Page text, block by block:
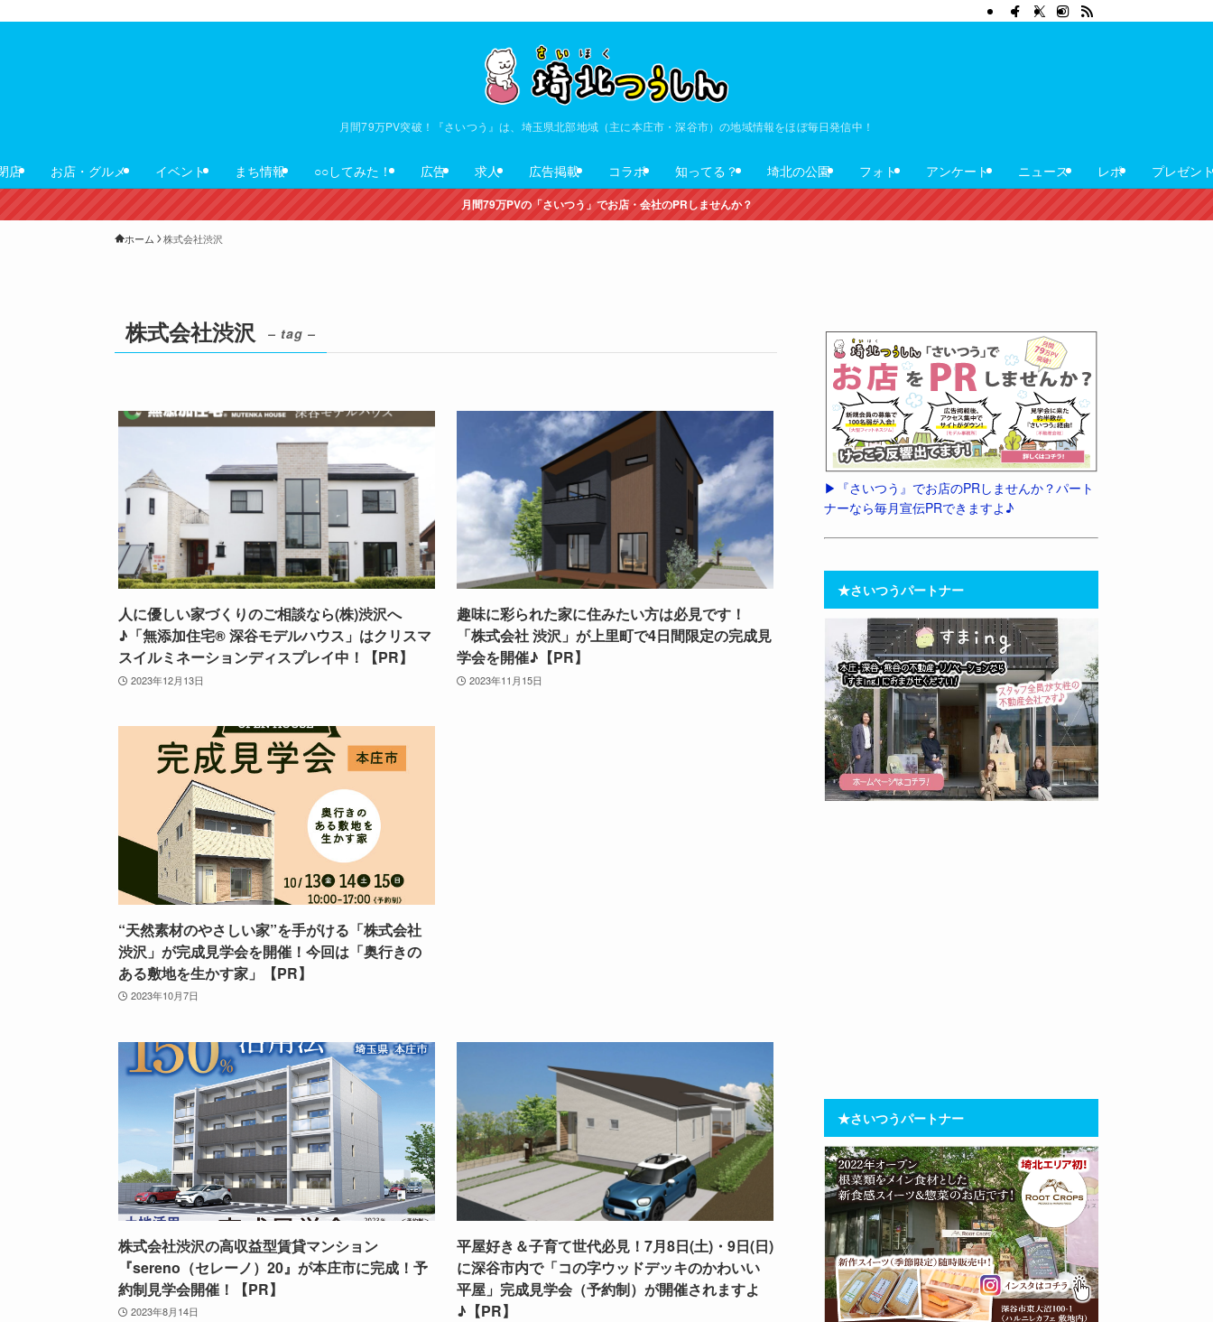
月間79万PV突破！『さいつう』は、埼玉県北部地域（主に本庄市・深谷市）の地域情報をほぼ毎日発信中！
店 お店・グルメ イベント まち情報 ○○してみた！ 広告 求人 広告掲載 コラボ 知ってる？ 埼北の公園 フォト アンケート ニュース レポ プレゼン
月間79万PVの「さいつう」でお店・会社のPRしませんか？
ホーム 株式会社渋沢
株式会社渋沢 – tag –
人に優しい家づくりのご相談なら(株)渋沢へ
♪「無添加住宅® 深谷モデルハウス」はクリスマ
スイルミネーションディスプレイ中！【PR】
2023年12月13日
趣味に彩られた家に住みたい方は必見です！
「株式会社 渋沢」が上里町で4日間限定の完成見
学会を開催♪【PR】
2023年11月15日
“天然素材のやさしい家”を手がける「株式会社
渋沢」が完成見学会を開催！今回は「奥行きの
ある敷地を生かす家」【PR】
2023年10月7日
株式会社渋沢の高収益型賃貸マンション
『sereno（セレーノ）20』が本庄市に完成！予
約制見学会開催！【PR】
2023年8月14日
平屋好き＆子育て世代必見！7月8日(土)・9日(日)
に深谷市内で「コの字ウッドデッキのかわいい
平屋」完成見学会（予約制）が開催されますよ
♪【PR】
▶︎『さいつう』でお店のPRしませんか？パート
ナーなら毎月宣伝PRできますよ♪
★さいつうパートナー
★さいつうパートナー